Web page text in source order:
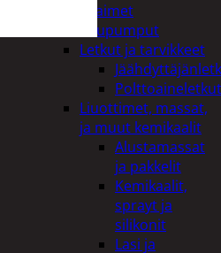
Avaimet
Imupumput
Letkut ja tarvikkeet
Polttoaineletkut
Liuottimet, massat,
ja muut kemikaalit
Alustamassat
ja pakkelit
Kemikaalit,
sprayt ja
silikonit
Lasi ja